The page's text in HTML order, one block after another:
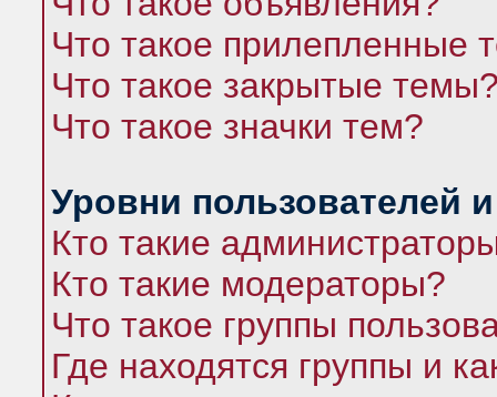
Что такое прилепленные
Что такое закрытые
Что такое значки тем?
Уровни пользователей
Кто такие
Кто такие модераторы?
Что такое группы
Где находятся группы и